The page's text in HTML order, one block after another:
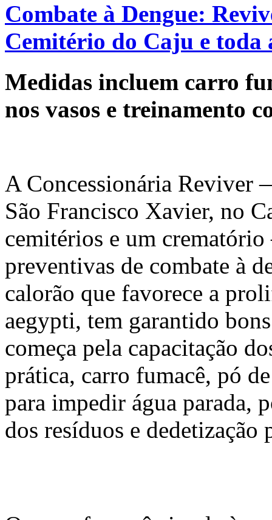
Combate à Dengue:
Cemitério do Caju e toda
Medidas incluem carro
nos vasos e treinamento
A Concessionária Reviver
São Francisco Xavier, no
cemitérios e um
preventivas de combate à
calorão que favorece a
aegypti, tem garantido
começa pela capacitação
prática, carro fumacê, pó
para impedir água parada,
dos resíduos e dedetização